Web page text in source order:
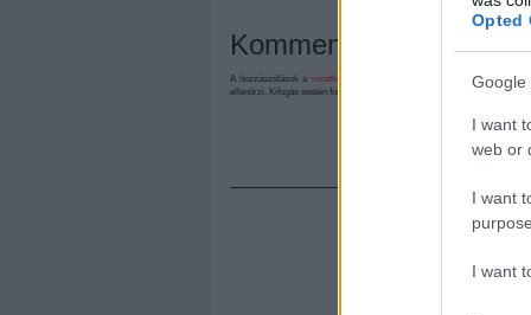
Opted
Google
I want
web or
I want
I want
Kommentek:
A hozzászólások a vonatkozó jogszabályok értelmében felhasználói
ellenőrzi. Kifogás esetén forduljon a blog szerkesztőjéhez. Részletek a